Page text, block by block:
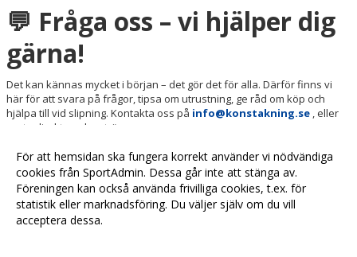
💬 Fråga oss – vi hjälper dig
gärna!
Det kan kännas mycket i början – det gör det för alla. Därför finns vi
här för att svara på frågor, tipsa om utrustning, ge råd om köp och
hjälpa till vid slipning. Kontakta oss på info@konstakning.se , eller
prata direkt med en tränare.
Tillsammans bygger vi en trygg, glädjefylld och inspirerande
miljö där varje åkare får chansen att utvecklas – på sitt sätt, i
sin takt.
För att hemsidan ska fungera korrekt använder vi nödvändiga
cookies från SportAdmin. Dessa går inte att stänga av.
Föreningen kan också använda frivilliga cookies, t.ex. för
statistik eller marknadsföring. Du väljer själv om du vill
acceptera dessa.